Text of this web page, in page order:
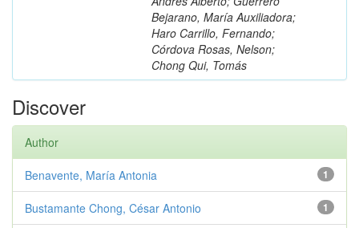
Bejarano, María Auxiliadora;
Haro Carrillo, Fernando;
Córdova Rosas, Nelson;
Chong Qui, Tomás
Discover
Author
1
Benavente, María Antonia
1
Bustamante Chong, César Antonio